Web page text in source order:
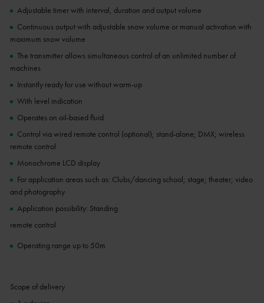
Adjustable timer with interval, duration and output volume
Continuous output with adjustable snow volume or manual activation with
maximum snow volume
The transmitter allows simultaneous control of an unlimited number of
machines
Instantly ready for use without warm-up
With level indication
Operates on oil-based fluid
Control via wired remote control (optional); stand-alone; DMX; wireless
remote control
Monochrome LCD display
For application areas such as: Clubs/dancing school; stage; theater; video
and photography
Application possibility: Standing
remote control
Operating range up to 50m
Scope of delivery